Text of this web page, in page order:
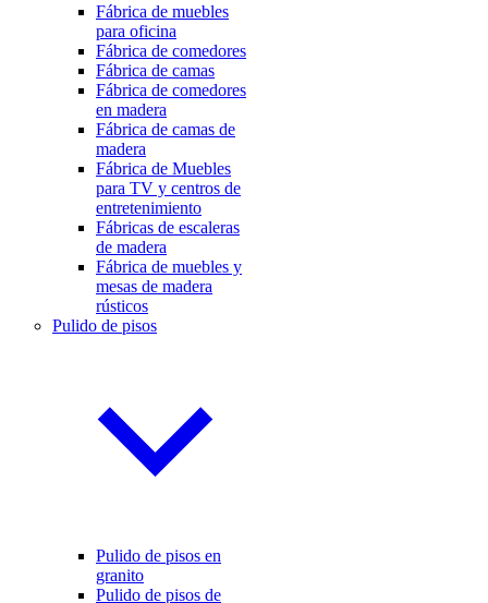
Fábrica de muebles
para oficina
Fábrica de comedores
Fábrica de camas
Fábrica de comedores
en madera
Fábrica de camas de
madera
Fábrica de Muebles
para TV y centros de
entretenimiento
Fábricas de escaleras
de madera
Fábrica de muebles y
mesas de madera
rústicos
Pulido de pisos
Pulido de pisos en
granito
Pulido de pisos de